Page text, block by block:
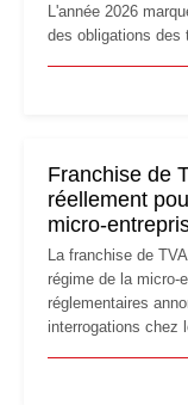
L'année 2026
des obligations des
les auto-
Franchise de
réellement
micro-
La franchise de
régime de la micro-
réglementaires
interrogations chez
facturation ou